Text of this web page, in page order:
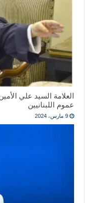
العلامة السيد علي
عموم اللبنانيين
9 مارس، 2024